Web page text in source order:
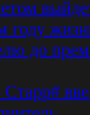
году
до
Старр#